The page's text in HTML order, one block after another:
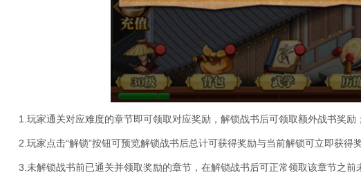
1.玩家通关对应难度的章节即可领取对应奖励，解锁战书后可领取额外战书奖励；
2.玩家点击“解锁”按钮可预览解锁战书后总计可获得奖励与当前解锁可立即获得
3.未解锁战书前已通关并领取奖励的章节，在解锁战书后可正常领取该章节之前